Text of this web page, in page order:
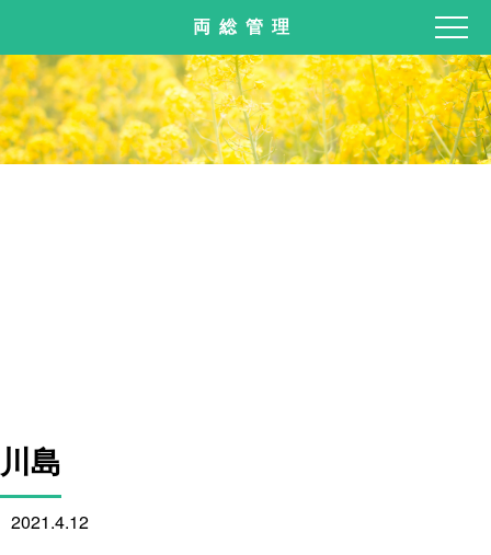
両総管理
川島
2021.4.12